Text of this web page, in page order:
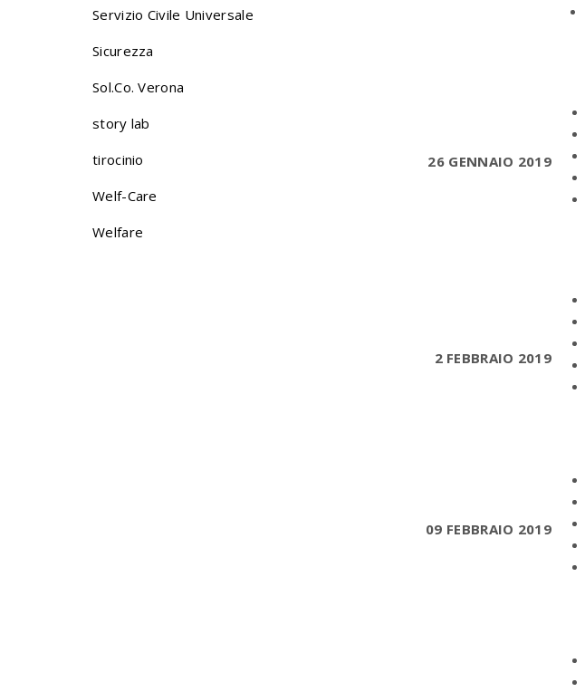
26 GENNAIO 2019
2 FEBBRAIO 2019
09 FEBBRAIO 2019
Servizio Civile Universale
Sicurezza
Sol.Co. Verona
story lab
tirocinio
Welf-Care
Welfare